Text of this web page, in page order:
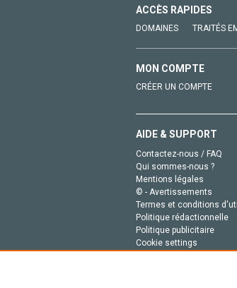
ACCÈS RAPIDES
DOMAINES TRAITÉS
MON COMPTE
CRÉER UN COMPTE
AIDE & SUPPORT
Contactez-nous / FAQ
Qui sommes-nous ?
Mentions légales
© - Avertissements
Termes et conditions
Politique rédactionnelle
Politique publicitaire
Cookie settings